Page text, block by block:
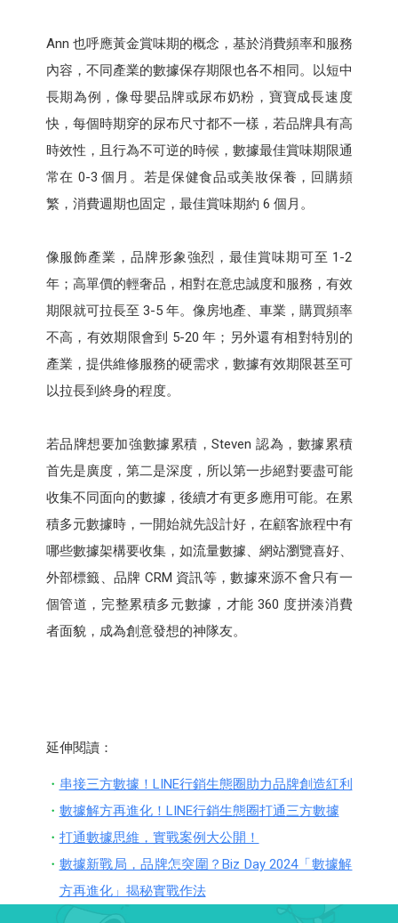
Ann 也呼應黃金賞味期的概念，基於消費頻率和服務
內容，不同產業的數據保存期限也各不相同。以短中
長期為例，像母嬰品牌或尿布奶粉，寶寶成長速度
快，每個時期穿的尿布尺寸都不一樣，若品牌具有高
時效性，且行為不可逆的時候，數據最佳賞味期限通
常在 0-3 個月。若是保健食品或美妝保養，回購頻
繁，消費週期也固定，最佳賞味期約 6 個月。
像服飾產業，品牌形象強烈，最佳賞味期可至 1-2
年；高單價的輕奢品，相對在意忠誠度和服務，有效
期限就可拉長至 3-5 年。像房地產、車業，購買頻率
不高，有效期限會到 5-20 年；另外還有相對特別的
產業，提供維修服務的硬需求，數據有效期限甚至可
以拉長到終身的程度。
若品牌想要加強數據累積，Steven 認為，數據累積
首先是廣度，第二是深度，所以第一步絕對要盡可能
收集不同面向的數據，後續才有更多應用可能。在累
積多元數據時，一開始就先設計好，在顧客旅程中有
哪些數據架構要收集，如流量數據、網站瀏覽喜好、
外部標籤、品牌 CRM 資訊等，數據來源不會只有一
個管道，完整累積多元數據，才能 360 度拼湊消費
者面貌，成為創意發想的神隊友。
延伸閱讀：
串接三方數據！LINE行銷生態圈助力品牌創造紅利
數據解方再進化！LINE行銷生態圈打通三方數據
打通數據思維，實戰案例大公開！
數據新戰局，品牌怎突圍？Biz Day 2024「數據解
方再進化」揭秘實戰作法